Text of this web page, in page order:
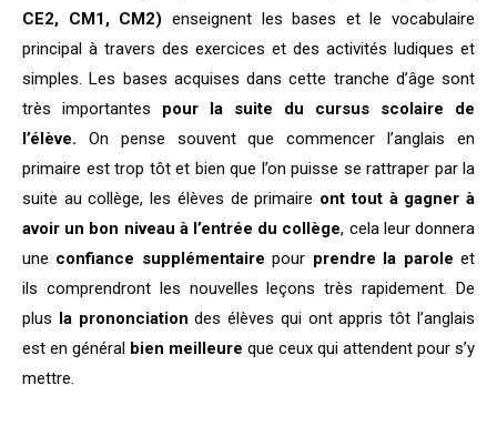
CE2, CM1, CM2) enseignent les bases et le vocabulaire
principal à travers des exercices et des activités ludiques et
simples. Les bases acquises dans cette tranche d’âge sont
très importantes pour la suite du cursus scolaire de
l’élève. On pense souvent que commencer l’anglais en
primaire est trop tôt et bien que l’on puisse se rattraper par la
suite au collège, les élèves de primaire ont tout à gagner à
avoir un bon niveau à l’entrée du collège, cela leur donnera
une confiance supplémentaire pour prendre la parole et
ils comprendront les nouvelles leçons très rapidement. De
plus la prononciation des élèves qui ont appris tôt l’anglais
est en général bien meilleure que ceux qui attendent pour s’y
mettre.